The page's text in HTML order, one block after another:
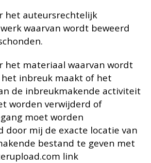
het auteursrechtelijk
waarvan wordt beweerd
het materiaal waarvan wordt
inbreuk maakt of het
de inbreukmakende activiteit
worden verwijderd of
moet worden
door mij de exacte locatie van
bestand te geven met
link